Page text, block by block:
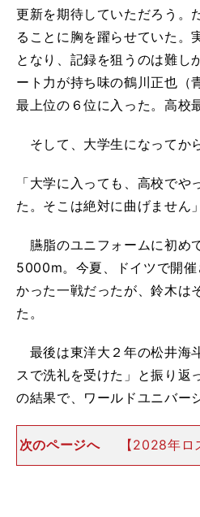
更新を期待していただろう。
ることに胸を躍らせていた。
となり、記録を狙うのは難し
ート力が持ち味の鶴川正也（
最上位の６位に入った。高校
そして、大学生になってか
「大学に入っても、高校で
た。そこは絶対に曲げません」
臙脂のユニフォームに初め
5000m。今夏、ドイツで開
かった一戦だったが、鈴木は
た。
最後は東洋大２年の松井海
スで洗礼を受けた」と振り返
の結果で、ワールドユニバー
次のページへ
【2028年
残したのが、５月11日の関
鈴木は、留学生が相手でも
】危」、５」